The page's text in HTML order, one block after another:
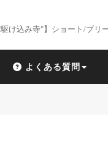
駆け込み寺"】ショート/ブ
よくある質問